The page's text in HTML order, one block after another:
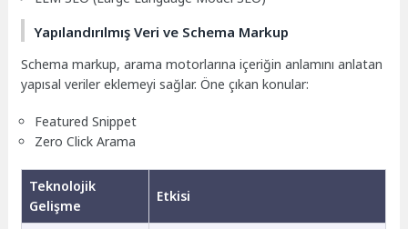
Yapılandırılmış Veri ve Schema Markup
Schema markup, arama motorlarına içeriğin anlamını anlatan
yapısal veriler eklemeyi sağlar. Öne çıkan konular:
Featured Snippet
Zero Click Arama
Teknolojik
Gelişme
Etkisi